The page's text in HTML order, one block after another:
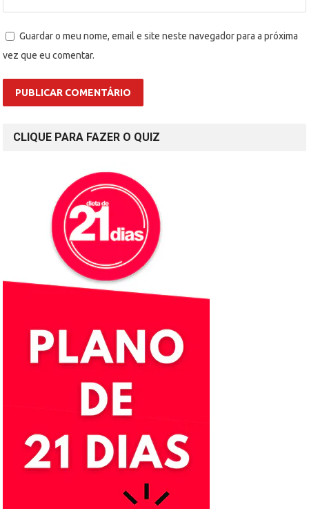
Guardar o meu nome, email e site neste navegador para a próxima
vez que eu comentar.
CLIQUE PARA FAZER O QUIZ